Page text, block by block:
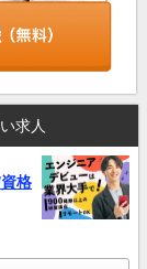
求人
格